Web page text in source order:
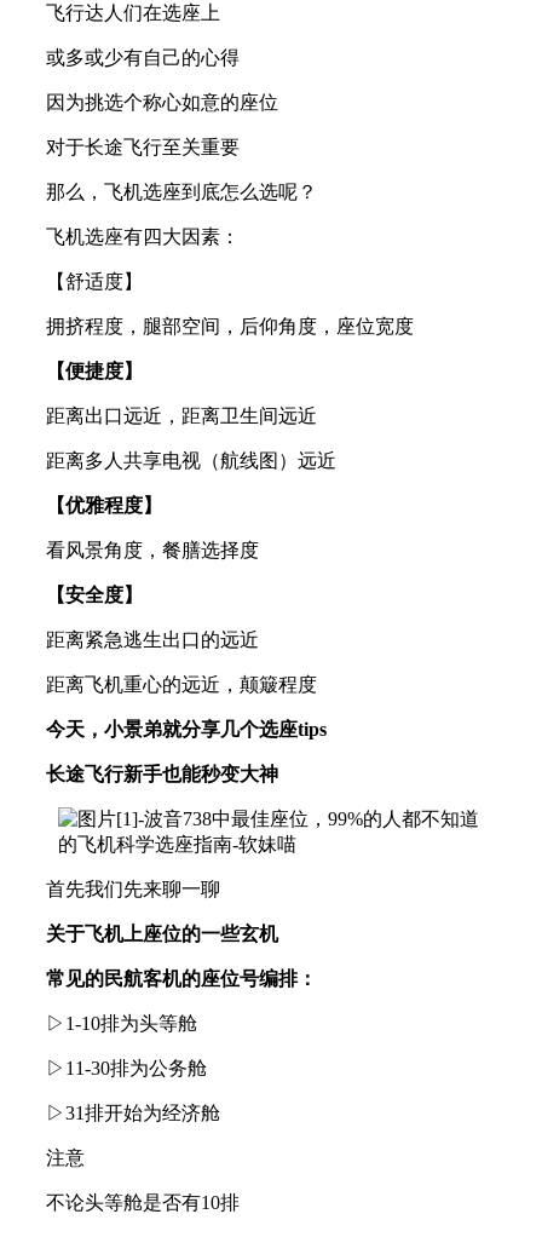
飞行达人们在选座上
或多或少有自己的心得
因为挑选个称心如意的座位
对于长途飞行至关重要
那么，飞机选座到底怎么选呢？
飞机选座有四大因素：
【舒适度】
拥挤程度，腿部空间，后仰角度，座位宽度
【便捷度】
距离出口远近，距离卫生间远近
距离多人共享电视（航线图）远近
【优雅程度】
看风景角度，餐膳选择度
【安全度】
距离紧急逃生出口的远近
距离飞机重心的远近，颠簸程度
今天，小景弟就分享几个选座tips
长途飞行新手也能秒变大神
首先我们先来聊一聊
关于飞机上座位的一些玄机
常见的民航客机的座位号编排：
▷1-10排为头等舱
▷11-30排为公务舱
▷31排开始为经济舱
注意
不论头等舱是否有10排